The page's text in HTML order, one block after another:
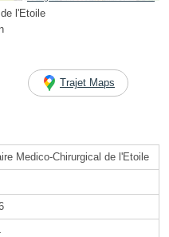
l'Etoile
Trajet Maps
Medico-Chirurgical de l'Etoile